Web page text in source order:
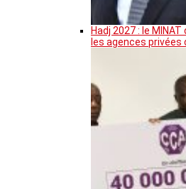
Hadj 2027 : le
les agences privées